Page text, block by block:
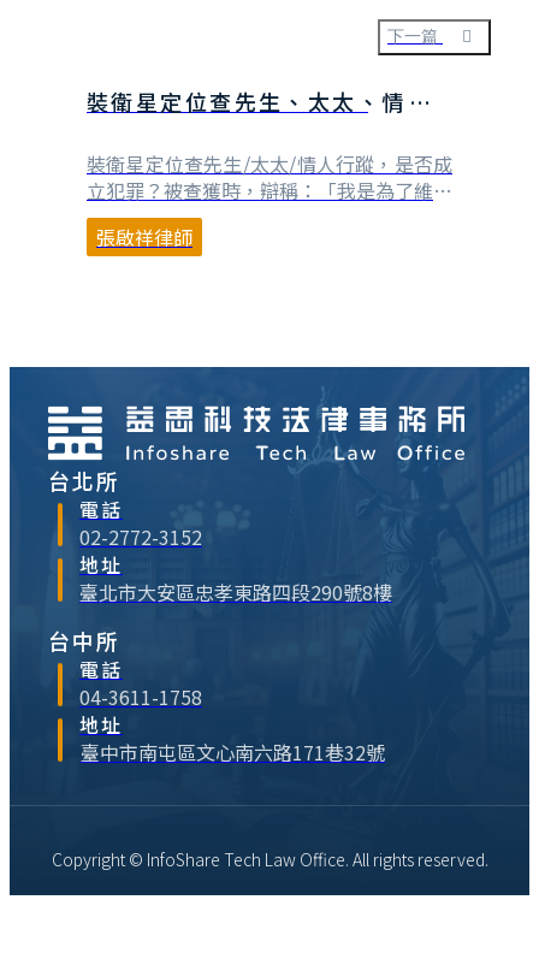
塗鴨，只要是有意為之，並以之作為吸引民
眾到訪、駐留之用，都會涉及重製權或改作
權的侵害。 下述這⋯
下一篇
裝衛星定位查先生、太太、情人行
裝衛星定位查先生/太太/情人行蹤，是否成
立犯罪？被查獲時，辯稱：「我是為了維持
婚姻」，還是「我是為了給他好看」，對於
犯罪事實認定是否有影響？ 在老公車子裝
統⋯
張啟祥律師
台北所
電話
02-2772-3152
地址
臺北市大安區忠孝東路四段290號8樓
台中所
電話
04-3611-1758
地址
臺中市南屯區文心南六路171巷32號
Copyright © InfoShare Tech Law Office. All rights reserved.